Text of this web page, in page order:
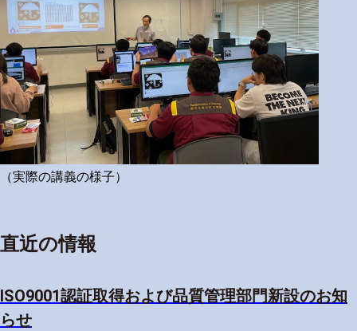
（実際の講義の様子）
直近の情報
ISO9001認証取得および品質管理部門新設のお知
らせ